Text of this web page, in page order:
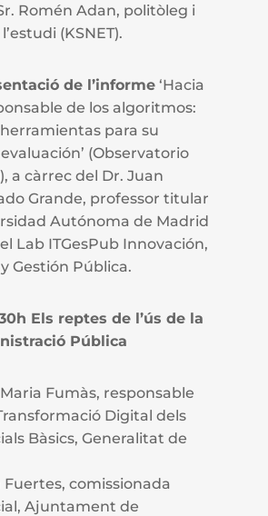
Romén Adan, politòleg i
(KSNET).
de l’informe‘Hacia
de los algoritmos:
para su
(Observatorio
a càrrec del Dr. Juan
Grande, professor titular
Autónoma de Madrid
Lab ITGesPub Innovación,
Gestión Pública.
Els reptes de l’ús de la
Pública
Maria Fumàs, responsable
Digital dels
Bàsics, Generalitat de
Fuertes, comissionada
Ajuntament de